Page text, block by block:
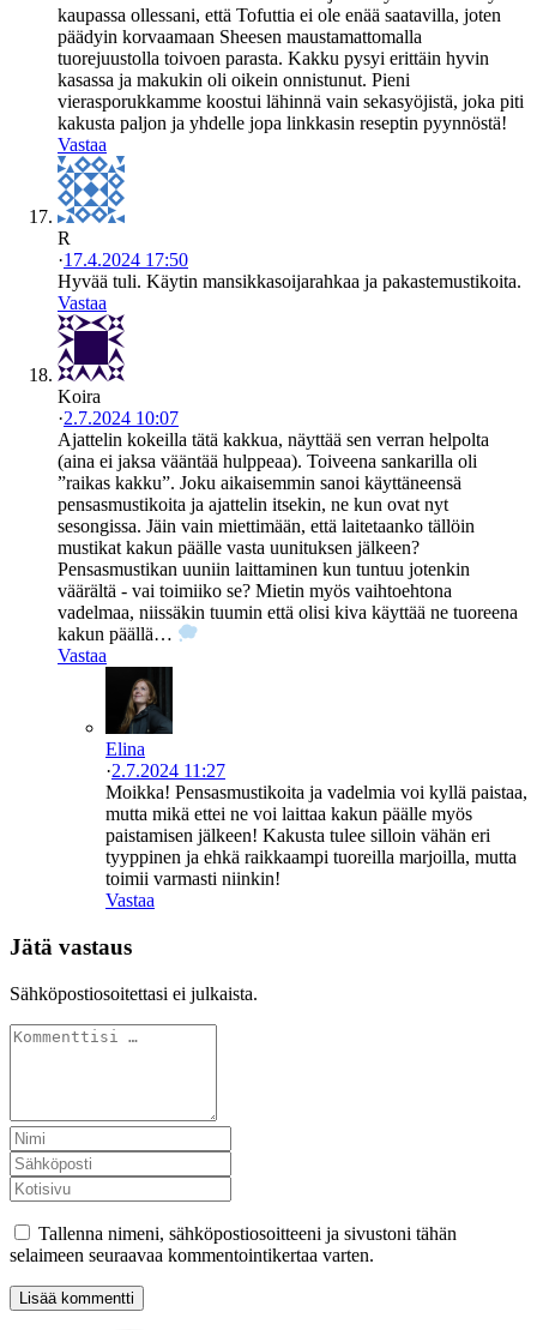
kaupassa ollessani, että Tofuttia ei ole enää saatavilla, joten
päädyin korvaamaan Sheesen maustamattomalla
tuorejuustolla toivoen parasta. Kakku pysyi erittäin hyvin
kasassa ja makukin oli oikein onnistunut. Pieni
vierasporukkamme koostui lähinnä vain sekasyöjistä, joka piti
kakusta paljon ja yhdelle jopa linkkasin reseptin pyynnöstä!
Vastaa
R
·17.4.2024 17:50
Hyvää tuli. Käytin mansikkasoijarahkaa ja pakastemustikoita.
Vastaa
Koira
·2.7.2024 10:07
Ajattelin kokeilla tätä kakkua, näyttää sen verran helpolta
(aina ei jaksa vääntää hulppeaa). Toiveena sankarilla oli
”raikas kakku”. Joku aikaisemmin sanoi käyttäneensä
pensasmustikoita ja ajattelin itsekin, ne kun ovat nyt
sesongissa. Jäin vain miettimään, että laitetaanko tällöin
mustikat kakun päälle vasta uunituksen jälkeen?
Pensasmustikan uuniin laittaminen kun tuntuu jotenkin
väärältä - vai toimiiko se? Mietin myös vaihtoehtona
vadelmaa, niissäkin tuumin että olisi kiva käyttää ne tuoreena
kakun päällä…
Vastaa
Elina
·2.7.2024 11:27
Moikka! Pensasmustikoita ja vadelmia voi kyllä paistaa,
mutta mikä ettei ne voi laittaa kakun päälle myös
paistamisen jälkeen! Kakusta tulee silloin vähän eri
tyyppinen ja ehkä raikkaampi tuoreilla marjoilla, mutta
toimii varmasti niinkin!
Vastaa
Jätä vastaus
Sähköpostiosoitettasi ei julkaista.
Tallenna nimeni, sähköpostiosoitteeni ja sivustoni tähän
selaimeen seuraavaa kommentointikertaa varten.